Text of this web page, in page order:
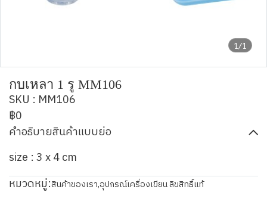
1/1
กบเหลา 1 รู MM106
SKU : MM106
฿0
คำอธิบายสินค้าแบบย่อ
size : 3 x 4 cm
หมวดหมู่:สินค้าของเรา,อุปกรณ์เครื่องเขียน ลิขสิทธิ์แท้